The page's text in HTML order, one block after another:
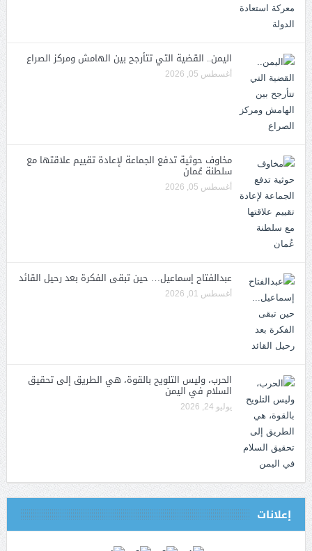
اليمن.. القضية التي تتأرجح بين الهامش ومركز الصراع
أغسطس 05, 2026
مخاوف حوثية تدفع الجماعة لإعادة تقييم علاقتها مع
سلطنة عُمان
أغسطس 05, 2026
عبدالفتاح إسماعيل… حين تبقى الفكرة بعد رحيل القائد
أغسطس 01, 2026
الحرب، وليس التلويح بالقوة، هي الطريق إلى تحقيق
السلام في اليمن
يوليو 24, 2026
إعلانات